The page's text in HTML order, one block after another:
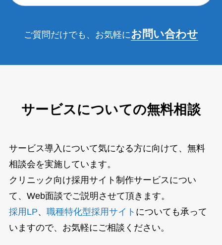
ご質問だけでも、お気軽にお問い合わせ
サービスについての無料相談
サービス導入について気になる方に向けて、無料
相談会を実施しています。
クリニック向け採用サイト制作サービスについ
て、Web面談でご説明させて頂きます。
採用LP、 職種特化型採用サイト についても承って
いますので、お気軽にご相談ください。